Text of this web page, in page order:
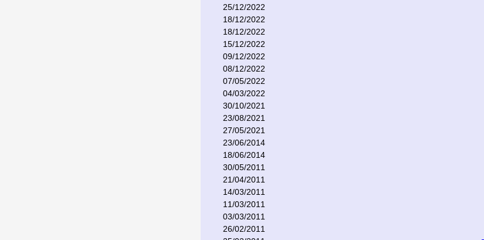
25/12/2022
18/12/2022
18/12/2022
15/12/2022
09/12/2022
08/12/2022
07/05/2022
04/03/2022
30/10/2021
23/08/2021
27/05/2021
23/06/2014
18/06/2014
30/05/2011
21/04/2011
14/03/2011
11/03/2011
03/03/2011
26/02/2011